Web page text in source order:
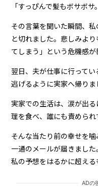
「すっぴんで髪もボサボ
その言葉を聞いた瞬間、
と切れました。悲しみよ
てしまう」という危機感が
翌日、夫が仕事に行って
逃げるように実家へ帰りま
実家での生活は、涙が出
理を食べ、誰にも責められ
そんな当たり前の幸せを
一通のメールが届きまし
私の予想をはるかに超える
ADの